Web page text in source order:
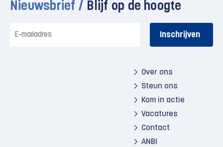
Nieuwsbrief / Blijf op de hoogte
mailadres
Over ons
Steun ons
Kom in actie
Vacatures
Contact
ANBI